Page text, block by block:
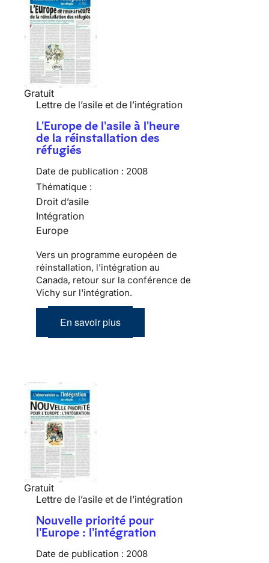
Gratuit
Lettre de l’asile et de l’intégration
L'Europe de l'asile à l'heure
de la réinstallation des
réfugiés
Date de publication : 2008
Thématique :
Droit d’asile
Intégration
Europe
Vers un programme européen de
réinstallation, l'intégration au
Canada, retour sur la conférence de
Vichy sur l'intégration.
En savoir plus
Gratuit
Lettre de l’asile et de l’intégration
Nouvelle priorité pour
l'Europe : l'intégration
Date de publication : 2008